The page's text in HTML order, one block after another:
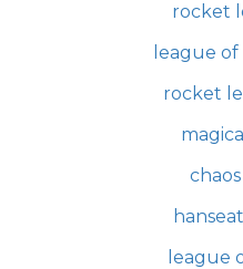
rocket
league
rocket
league